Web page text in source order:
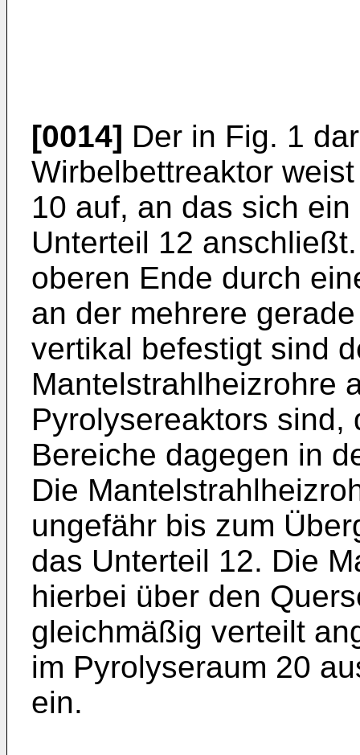
[0014] Der in Fig. 1
Wirbelbettreaktor
10 auf, an das sich
Unterteil 12
oberen Ende durch
an der mehrere
vertikal befestigt sind
Mantelstrahlheizrohre
Pyrolysereaktors sind,
Bereiche dagegen in
Die
ungefähr bis zum
das Unterteil 12. Die
hierbei über den
gleichmäßig verteilt
im Pyrolyseraum 20
ein.